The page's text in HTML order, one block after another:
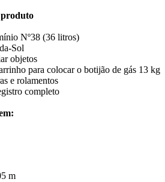
Nº38 (36 litros)
Sol
objetos
para colocar o botijão de gás 13 kg
e rolamentos
completo
m